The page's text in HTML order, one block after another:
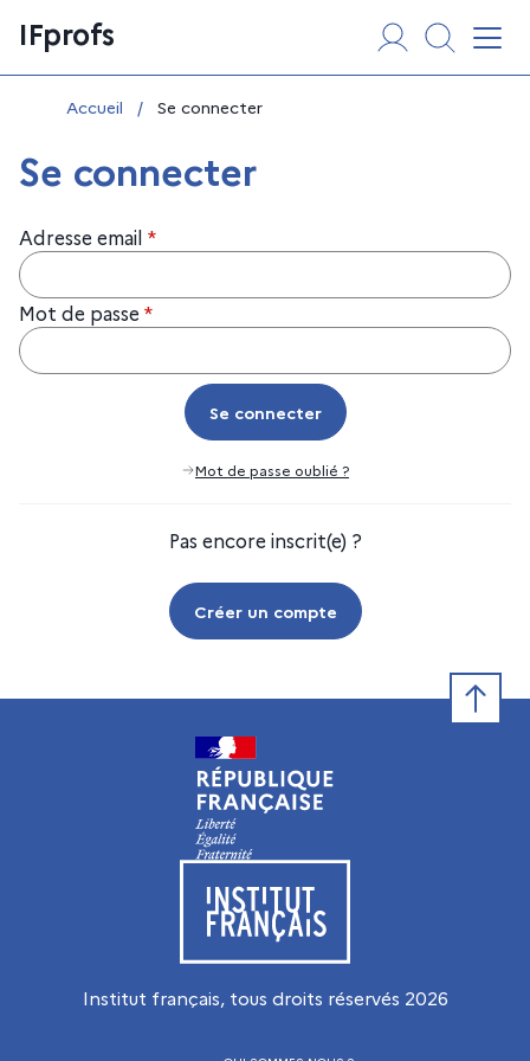
au
contenu
IFprofs
Vous êtes ici :
Accueil / Se connecter
Se connecter
Adresse email *
Mot de passe *
Se connecter
Se connecter
Mot de passe oublié ?
Pas encore inscrit(e) ?
Créer un compte
Visiter le site de l’Institut français
Institut français, tous droits réservés 2026